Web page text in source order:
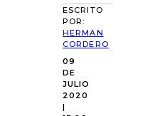
ESCRITO
POR:
HERMAN
CORDERO
09
DE
JULIO
2020
|